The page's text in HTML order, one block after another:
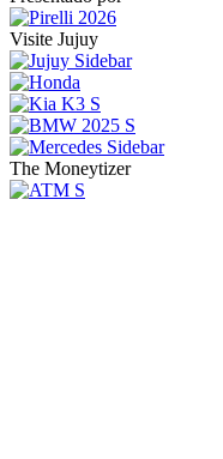
Visite Jujuy
The Moneytizer